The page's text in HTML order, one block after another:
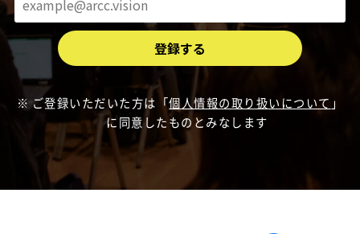
ご登録いただいた方は「個人情報の取り扱いについて」
に同意したものとみなします